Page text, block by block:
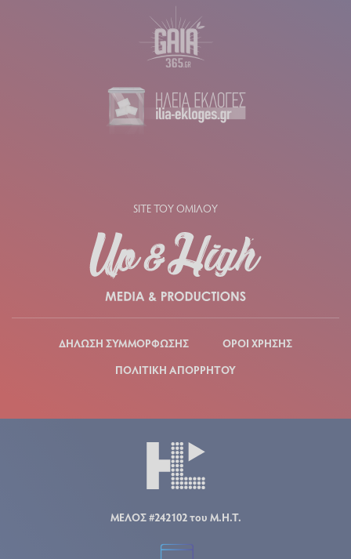
SITE ΤΟΥ ΟΜΙΛΟΥ
ΔΗΛΩΣΗ ΣΥΜΜΟΡΦΩΣΗΣ
ΟΡΟΙ ΧΡΗΣΗΣ
ΠΟΛΙΤΙΚΗ ΑΠΟΡΡΗΤΟΥ
ΜΕΛΟΣ #242102 του Μ.Η.Τ.